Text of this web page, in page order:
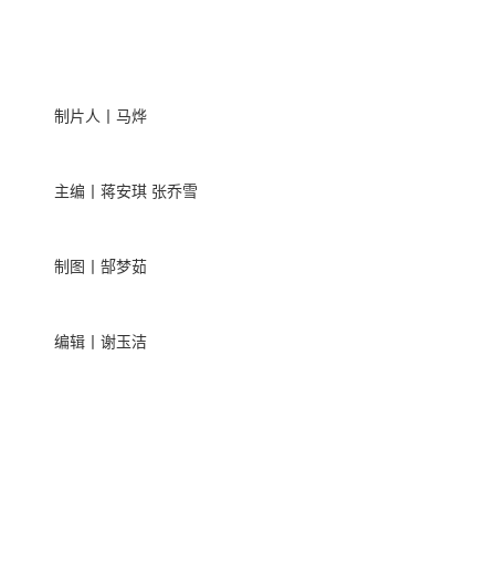
制片人丨马烨
主编丨蒋安琪 张乔雪
制图丨郜梦茹
编辑丨谢玉洁